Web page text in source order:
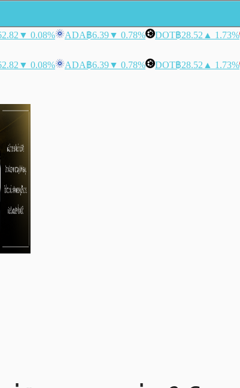
▼ 0.08% ADA฿6.39▼ 0.78% DOT฿28.52 ▲ 1.73%
▼ 0.08% ADA฿6.39▼ 0.78% DOT฿28.52 ▲ 1.73%